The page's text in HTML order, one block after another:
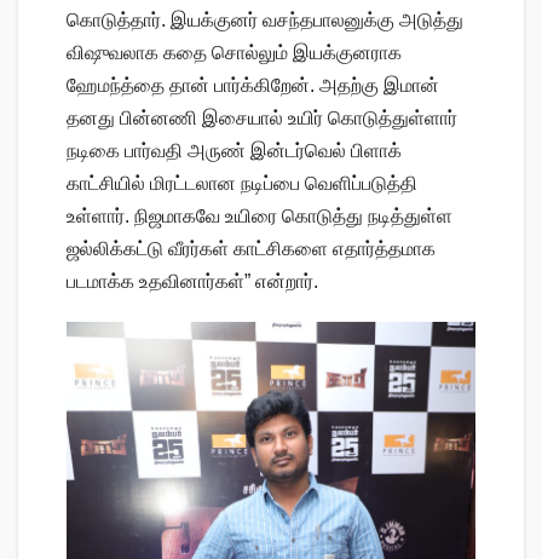
கொடுத்தார். இயக்குனர் வசந்தபாலனுக்கு அடுத்து
விஷுவலாக கதை சொல்லும் இயக்குனராக
ஹேமந்த்தை தான் பார்க்கிறேன். அதற்கு இமான்
தனது பின்னணி இசையால் உயிர் கொடுத்துள்ளார்
நடிகை பார்வதி அருண் இன்டர்வெல் பிளாக்
காட்சியில் மிரட்டலான நடிப்பை வெளிப்படுத்தி
உள்ளார். நிஜமாகவே உயிரை கொடுத்து நடித்துள்ள
ஜல்லிக்கட்டு வீரர்கள் காட்சிகளை எதார்த்தமாக
படமாக்க உதவினார்கள்” என்றார்.